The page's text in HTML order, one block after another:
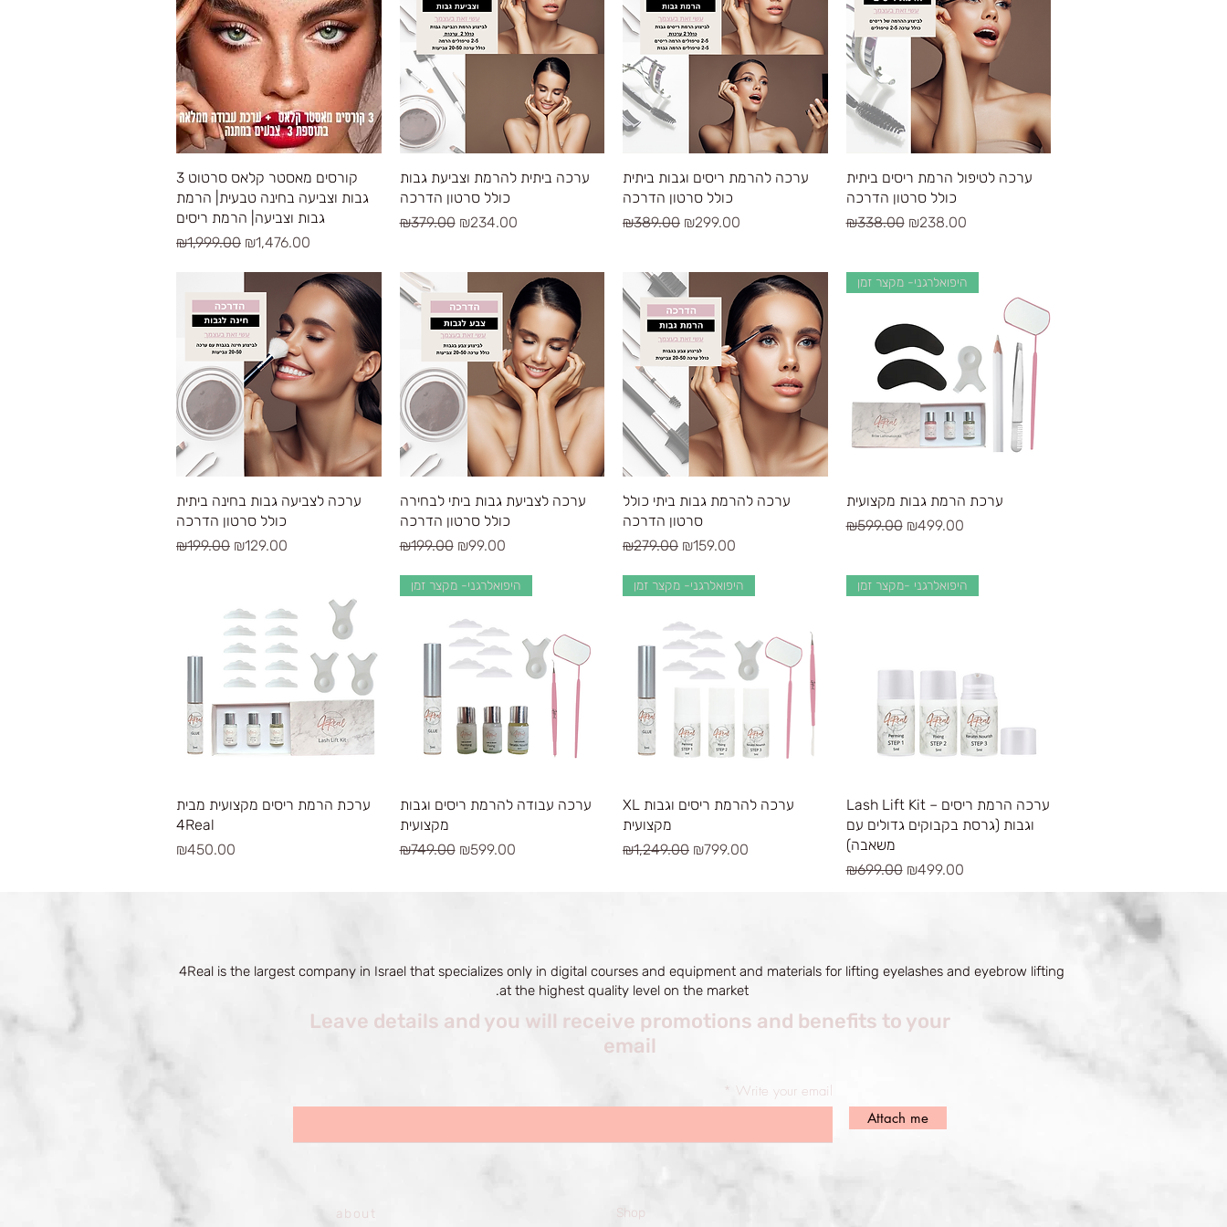
Quick View
3 קורסים מאסטר קלאס סרטוט
גבות וצביעה בחינה טבעית| הרמת
גבות וצביעה| הרמת ריסים
Regular Price
₪1,999.00 Sale Price
₪1,476.00
Quick View
ערכה ביתית להרמת וצביעת גבות
כולל סרטון הדרכה
Regular Price
₪379.00 Sale Price
₪234.00
Quick View
ערכה להרמת ריסים וגבות ביתית
כולל סרטון הדרכה
Regular Price
₪389.00 Sale Price
₪299.00
Quick View
ערכה לטיפול הרמת ריסים ביתית
כולל סרטון הדרכה
Regular Price
₪338.00 Sale Price
₪238.00
Quick View
ערכה לצביעה גבות בחינה ביתית
כולל סרטון הדרכה
Regular Price
₪199.00 Sale Price
₪129.00
Quick View
ערכה לצביעת גבות ביתי לבחירה
כולל סרטון הדרכה
Regular Price
₪199.00 Sale Price
₪99.00
Quick View
ערכה להרמת גבות ביתי כולל
סרטון הדרכה
Regular Price
₪279.00 Sale Price
₪159.00
Quick View
היפואלרגני- מקצר זמן
ערכת הרמת גבות מקצועית
Regular Price
₪599.00 Sale Price
₪499.00
Quick View
ערכת הרמת ריסים מקצועית מבית
4Real
Price
₪450.00
Quick View
היפואלרגני- מקצר זמן
ערכה עבודה להרמת ריסים וגבות
מקצועית
Regular Price
₪749.00 Sale Price
₪599.00
Quick View
היפואלרגני- מקצר זמן
XL ערכה להרמת ריסים וגבות
מקצועית
Regular Price
₪1,249.00 Sale Price
₪799.00
Quick View
היפואלרגני -מקצר זמן
Lash Lift Kit – ערכה הרמת ריסים
וגבות (גרסת בקבוקים גדולים עם
משאבה)
Regular Price
₪699.00 Sale Price
₪499.00
4Real is the largest company in Israel that specializes only in digital courses and equipment and materials for lifting eyelashes and eyebrow lifting
at the highest quality level on the market.
Leave details and you will receive promotions and benefits to your
email
Write your email
Attach me
about Shop